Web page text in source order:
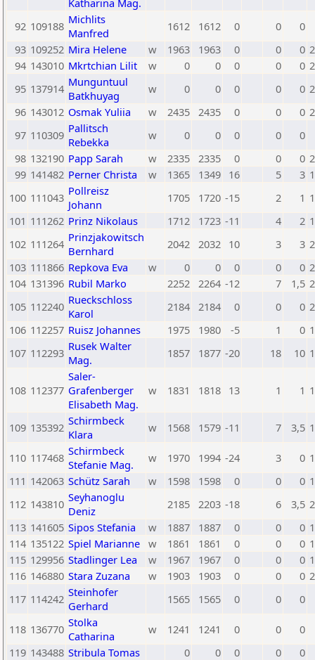
Katharina Mag.
92 109188 Michlits
Manfred
1612 1612 0 0
0
93 109252 Mira Helene w 1963 1963 0 0 0
94 143010 Mkrtchian Lilit w 0 0 0 0 0
95 137914 Munguntuul
Batkhuyag
w 0 0 0 0 0
96 143012 Osmak Yuliia w 2435 2435 0 0 0
97 110309 Pallitsch
Rebekka
w 0 0 0 0
0
98 132190 Papp Sarah w 2335 2335 0 0 0
99 141482 Perner Christa w 1365 1349 16 5 3
100 111043 Pollreisz
Johann
1705 1720 -15 2 1
101 111262 Prinz Nikolaus 1712 1723 -11 4 2
102 111264 Prinzjakowitsch
Bernhard
2042 2032 10 3 3
103 111866 Repkova Eva w 0 0 0 0 0
104 131396 Rubil Marko 2252 2264 -12 7 1,5
105 112240 Rueckschloss
Karol
2184 2184 0 0 0
106 112257 Ruisz Johannes 1975 1980 -5 1 0
107 112293 Rusek Walter
Mag.
1857 1877 -20 18 10
108 112377
Saler-
Grafenberger
Elisabeth Mag.
w 1831 1818 13 1 1
109 135392 Schirmbeck
Klara
w 1568 1579 -11 7 3,5
110 117468 Schirmbeck
Stefanie Mag.
w 1970 1994 -24 3 0
111 142063 Schütz Sarah w 1598 1598 0 0 0
112 143810 Seyhanoglu
Deniz
2185 2203 -18 6 3,5
113 141605 Sipos Stefania w 1887 1887 0 0 0
114 135122 Spiel Marianne w 1861 1861 0 0 0
115 129956 Stadlinger Lea w 1967 1967 0 0 0
116 146880 Stara Zuzana w 1903 1903 0 0 0
117 114242 Steinhofer
Gerhard
1565 1565 0 0 0
118 136770 Stolka
Catharina
w 1241 1241 0 0
0
119 143488 Stribula Tomas 0 0 0 0
0